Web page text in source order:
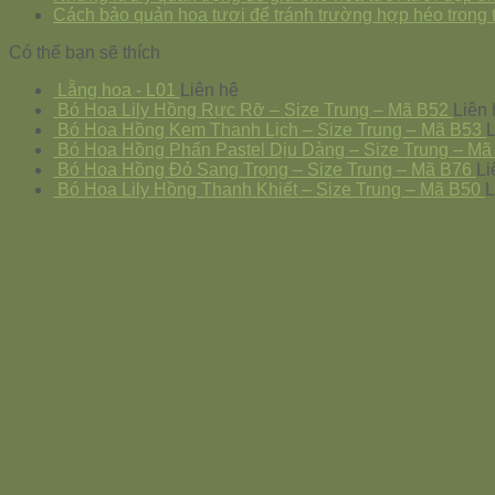
Cách bảo quản hoa tươi để tránh trường hợp héo trong
Có thể bạn sẽ thích
Lẵng hoa - L01
Liên hệ
Bó Hoa Lily Hồng Rực Rỡ – Size Trung – Mã B52
Liên
Bó Hoa Hồng Kem Thanh Lịch – Size Trung – Mã B53
Bó Hoa Hồng Phấn Pastel Dịu Dàng – Size Trung – Mã
Bó Hoa Hồng Đỏ Sang Trọng – Size Trung – Mã B76
Bó Hoa Lily Hồng Thanh Khiết – Size Trung – Mã B50